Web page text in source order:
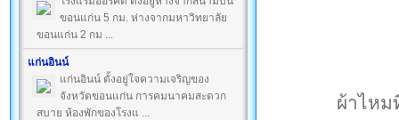
ขอนแก่น 5 กม. ห่างจากมหาวิทยาลัย
ขอนแก่น 2 กม ...
แก่นอินน์
แก่นอินน์ ตั้งอยู่ใจความเจริญของ
จังหวัดขอนแก่น การคมนาคมสะดวก
สบาย ห้องพักของโรงแ ...
ผ้าไห